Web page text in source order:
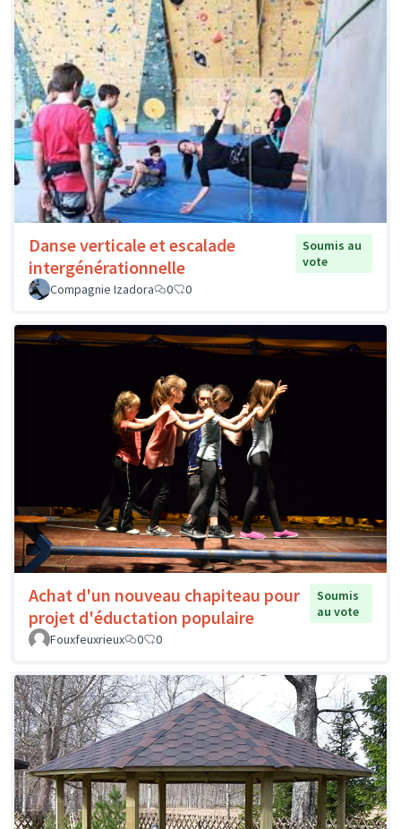
Danse verticale et escalade
intergénérationnelle
Soumis au
vote
Compagnie Izadora
0 0
Achat d'un nouveau chapiteau pour
projet d'éductation populaire
Soumis
au vote
Fouxfeuxrieux
0 0